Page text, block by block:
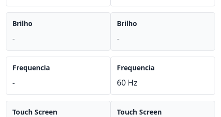
Brilho
-
Frequencia
-
Touch Screen
Brilho
-
Frequencia
60 Hz
Touch Screen